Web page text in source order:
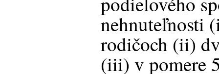
nehnuteľnosti
rodičoch (ii)
(iii) v pomere